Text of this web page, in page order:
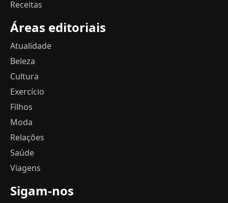
Receitas
Áreas editoriais
Atualidade
Beleza
Cultura
Exercício
Filhos
Moda
Relações
Saúde
Viagens
Sigam-nos